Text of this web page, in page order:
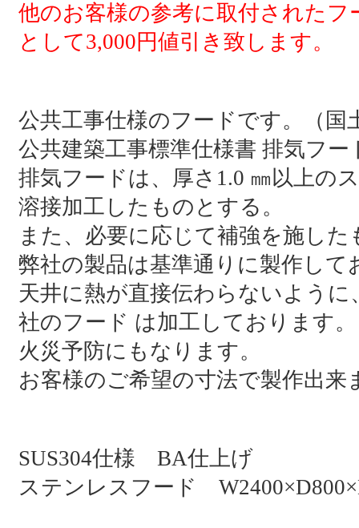
他のお客様の参考に取付された
として3,000円値引き致します。
公共工事仕様のフードです。（国
公共建築工事標準仕様書 排気フー
排気フードは、厚さ1.0 ㎜以上の
溶接加工したものとする。
また、必要に応じて補強を施し
弊社の製品は基準通りに製作して
天井に熱が直接伝わらないよう
社のフード は加工しております。
火災予防にもなります。
お客様のご希望の寸法で製作出来
SUS304仕様 BA仕上げ
ステンレスフード